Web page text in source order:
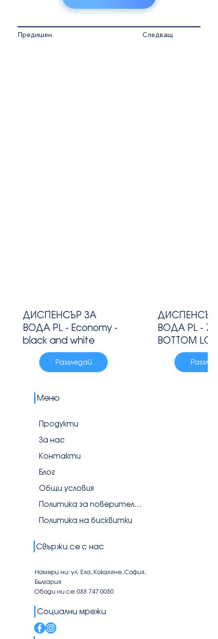
Следващ
Предишен
ДИСПЕНСЪР ЗА
ВОДА PL - Economy -
black and white
Разгледай
ДИСПЕНСЪР
ВОДА PL - 75
BOTTOM
Меню
Продукти
За нас
Контакти
Блог
Общи условия
Политика за поверителност
Политика на бисквитки
Свържи се с нас
Намери ни: ул. Ела, Кокаляне, София,
България
Обади ни се: 088 747 0080
Социални мрежи